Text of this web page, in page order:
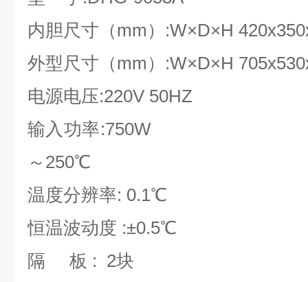
内胆尺寸（mm）:W×D×H
外型尺寸（mm）:W×D×H
电源电压:220V 50HZ
输入功率
～250℃
温度分辨率: 0.1℃
恒温波动度 :±0.5℃
隔 板 : 2块